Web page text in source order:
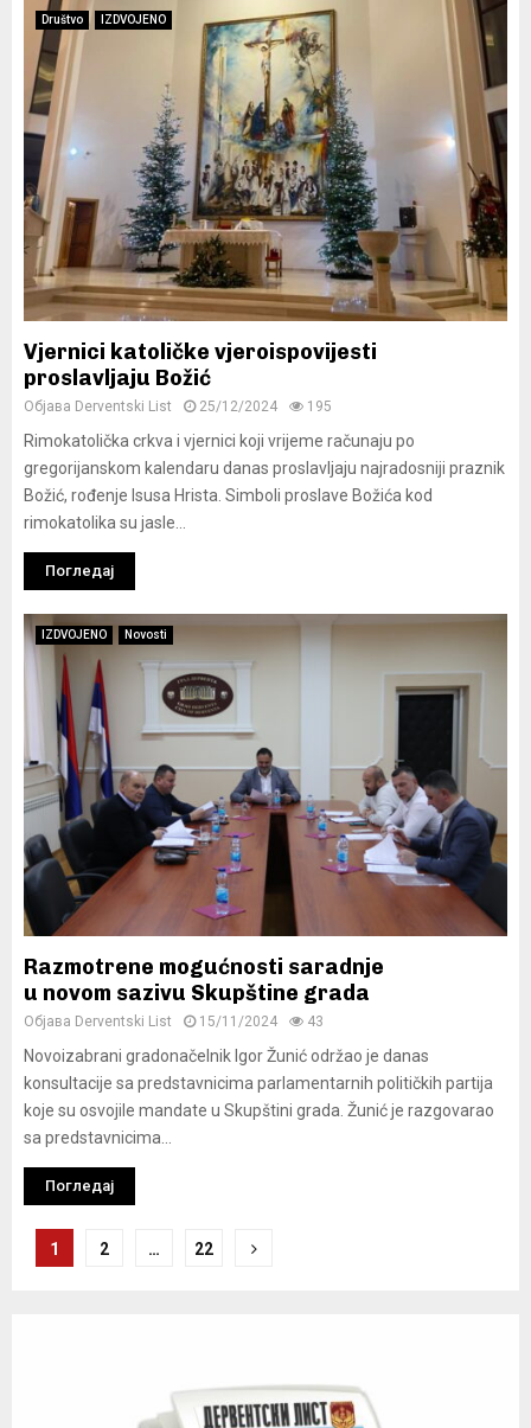
Društvo IZDVOJENO
Vjernici katoličke vjeroispovijesti
proslavljaju Božić
Објава Derventski List 25/12/2024 195
Rimokatolička crkva i vjernici koji vrijeme računaju po
gregorijanskom kalendaru danas proslavljaju najradosniji praznik
Božić, rođenje Isusa Hrista. Simboli proslave Božića kod
rimokatolika su jasle...
Погледај
IZDVOJENO Novosti
Razmotrene mogućnosti saradnje
u novom sazivu Skupštine grada
Објава Derventski List 15/11/2024 43
Novoizabrani gradonačelnik Igor Žunić održao je danas
konsultacije sa predstavnicima parlamentarnih političkih partija
koje su osvojile mandate u Skupštini grada. Žunić je razgovarao
sa predstavnicima...
Погледај
Navigacija
1 2 … 22